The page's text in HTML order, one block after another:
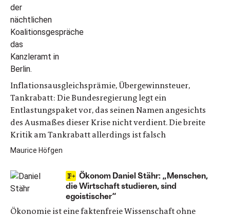
Inflationsausgleichsprämie, Übergewinnsteuer,
Tankrabatt: Die Bundesregierung legt ein
Entlastungspaket vor, das seinen Namen angesichts
des Ausmaßes dieser Krise nicht verdient. Die breite
Kritik am Tankrabatt allerdings ist falsch
Maurice Höfgen
Ökonom Daniel Stähr: „Menschen,
die Wirtschaft studieren, sind
egoistischer“
Ökonomie ist eine faktenfreie Wissenschaft ohne